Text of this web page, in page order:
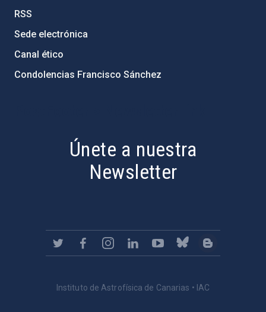
RSS
Sede electrónica
Canal ético
Condolencias Francisco Sánchez
Únete a nuestra
Newsletter
Instituto de Astrofísica de Canarias • IAC